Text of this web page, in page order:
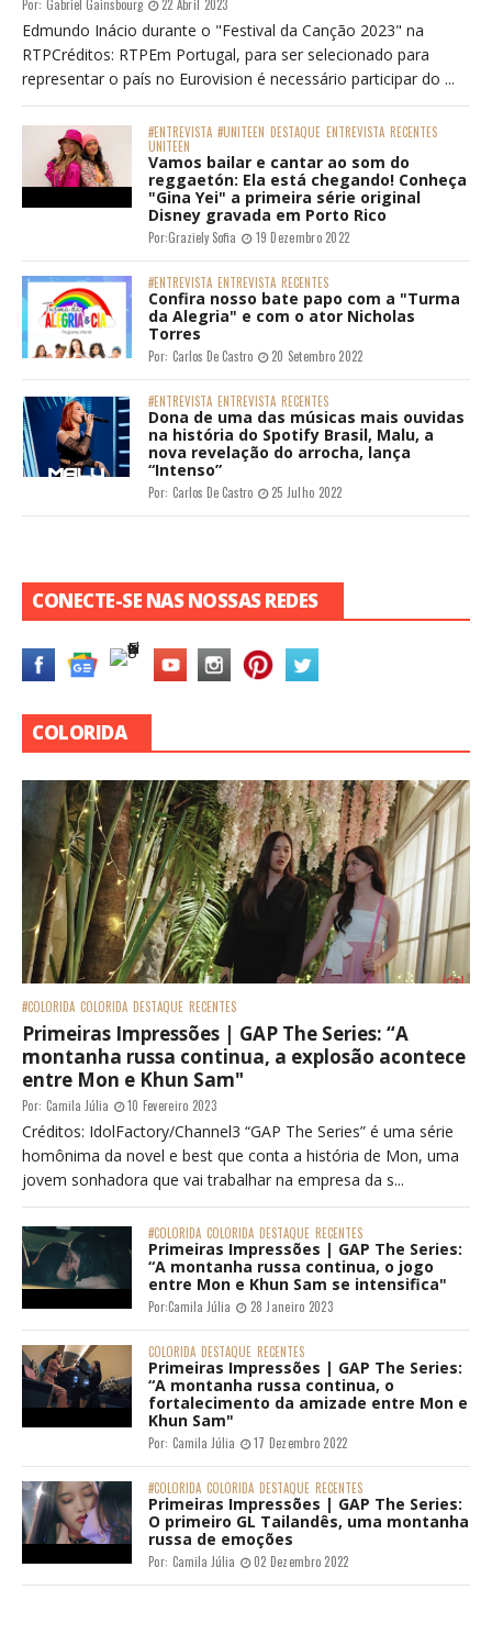
Por: Gabriel Gainsbourg 22 Abril 2023
Edmundo Inácio durante o "Festival da Canção 2023" na
RTPCréditos: RTPEm Portugal, para ser selecionado para
representar o país no Eurovision é necessário participar do ...
#ENTREVISTA #UNITEEN DESTAQUE ENTREVISTA RECENTES
UNITEEN
Vamos bailar e cantar ao som do
reggaetón: Ela está chegando! Conheça
"Gina Yei" a primeira série original
Disney gravada em Porto Rico
Por:Graziely Sofia 19 Dezembro 2022
#ENTREVISTA ENTREVISTA RECENTES
Confira nosso bate papo com a "Turma
da Alegria" e com o ator Nicholas
Torres
Por: Carlos De Castro 20 Setembro 2022
#ENTREVISTA ENTREVISTA RECENTES
Dona de uma das músicas mais ouvidas
na história do Spotify Brasil, Malu, a
nova revelação do arrocha, lança
“Intenso”
Por: Carlos De Castro 25 Julho 2022
CONECTE-SE NAS NOSSAS REDES
COLORIDA
#COLORIDA COLORIDA DESTAQUE RECENTES
Primeiras Impressões | GAP The Series: “A
montanha russa continua, a explosão acontece
entre Mon e Khun Sam"
Por: Camila Júlia 10 Fevereiro 2023
Créditos: IdolFactory/Channel3 “GAP The Series” é uma série
homônima da novel e best que conta a história de Mon, uma
jovem sonhadora que vai trabalhar na empresa da s...
#COLORIDA COLORIDA DESTAQUE RECENTES
Primeiras Impressões | GAP The Series:
“A montanha russa continua, o jogo
entre Mon e Khun Sam se intensifica"
Por:Camila Júlia 28 Janeiro 2023
COLORIDA DESTAQUE RECENTES
Primeiras Impressões | GAP The Series:
“A montanha russa continua, o
fortalecimento da amizade entre Mon e
Khun Sam"
Por: Camila Júlia 17 Dezembro 2022
#COLORIDA COLORIDA DESTAQUE RECENTES
Primeiras Impressões | GAP The Series:
O primeiro GL Tailandês, uma montanha
russa de emoções
Por: Camila Júlia 02 Dezembro 2022